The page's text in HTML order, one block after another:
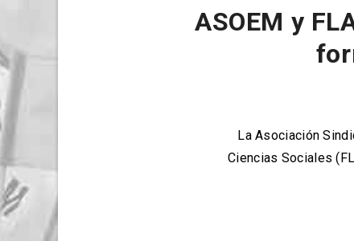
ASOEM y
La Asociación
Ciencias Sociales